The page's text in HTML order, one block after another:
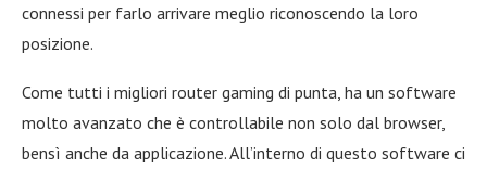
connessi per farlo arrivare meglio riconoscendo la loro
posizione.
Come tutti i migliori router gaming di punta, ha un software
molto avanzato che è controllabile non solo dal browser,
bensì anche da applicazione. All’interno di questo software ci